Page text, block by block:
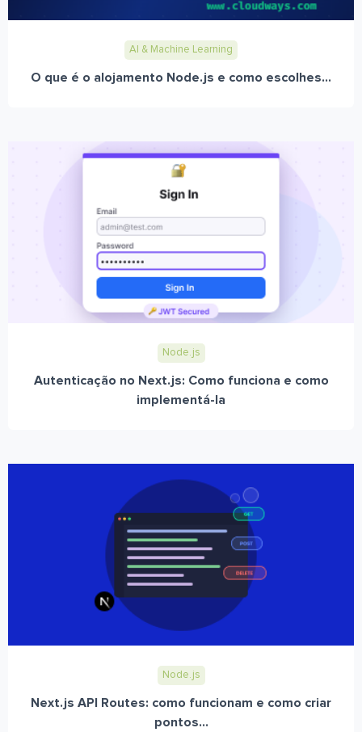
AI & Machine Learning
O que é o alojamento Node.js e como escolhes...
Node.js
Autenticação no Next.js: Como funciona e como
implementá-la
Node.js
Next.js API Routes: como funcionam e como criar
pontos...